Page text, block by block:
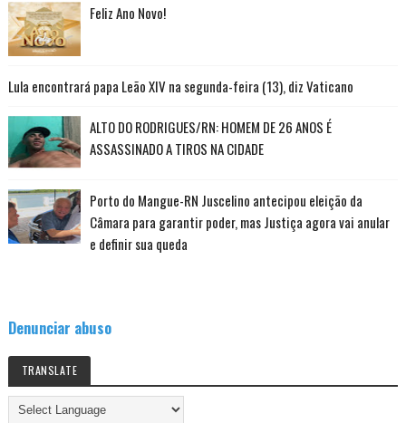
Feliz Ano Novo!
Lula encontrará papa Leão XIV na segunda-feira (13), diz Vaticano
ALTO DO RODRIGUES/RN: HOMEM DE 26 ANOS É
ASSASSINADO A TIROS NA CIDADE
Porto do Mangue-RN Juscelino antecipou eleição da
Câmara para garantir poder, mas Justiça agora vai anular
e definir sua queda
Denunciar abuso
TRANSLATE